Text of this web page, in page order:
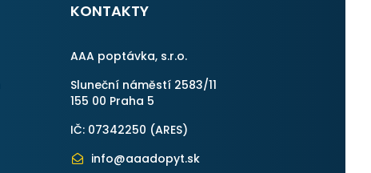
KONTAKTY
AAA poptávka, s.r.o.
Sluneční náměstí 2583/11
155 00 Praha 5
IČ: 07342250 (ARES)
info@aaadopyt.sk